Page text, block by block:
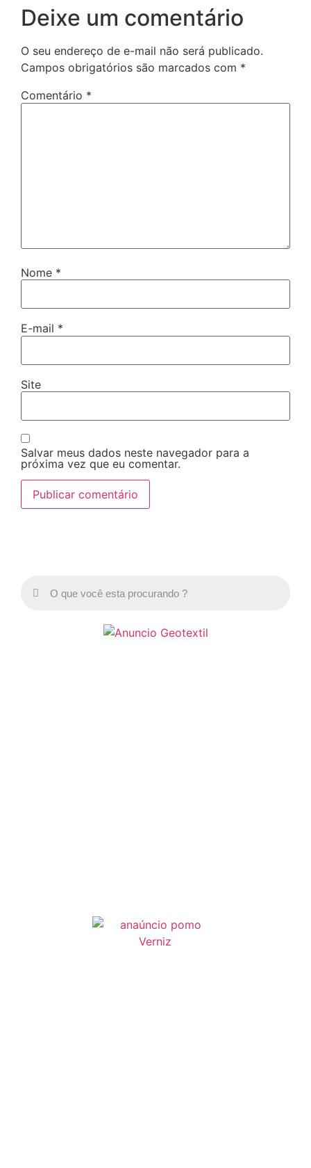
Deixe um comentário
O seu endereço de e-mail não será publicado.
Campos obrigatórios são marcados com *
Comentário *
Nome *
E-mail *
Site
Salvar meus dados neste navegador para a
próxima vez que eu comentar.